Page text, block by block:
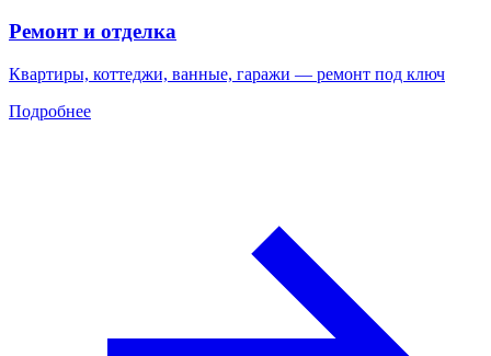
Ремонт и отделка
Квартиры, коттеджи, ванные, гаражи — ремонт под ключ
Подробнее